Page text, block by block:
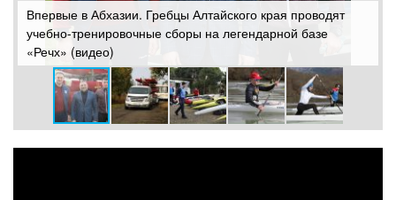
Впервые в Абхазии. Гребцы Алтайского края проводят
учебно-тренировочные сборы на легендарной базе
«Речх» (видео)